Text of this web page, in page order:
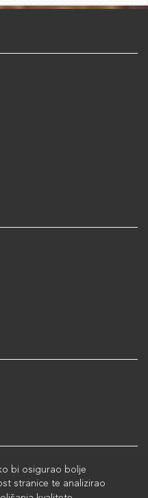
bi osigurao bolje
stranice te analizirao